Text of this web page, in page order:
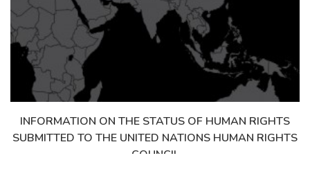
Дэлгэрэнгүй
INFORMATION ON THE STATUS OF HUMAN RIGHTS
SUBMITTED TO THE UNITED NATIONS HUMAN RIGHTS
COUNCIL